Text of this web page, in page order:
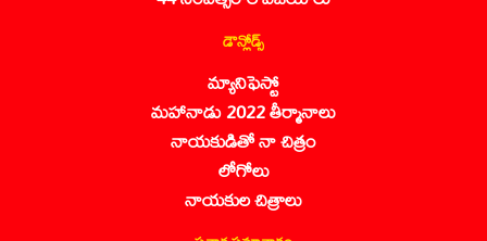
డౌన్లోడ్స్
మ్యానిఫెస్టో
మహానాడు 2022 తీర్మానాలు
నాయకుడితో నా చిత్రం
లోగోలు
నాయకుల చిత్రాలు